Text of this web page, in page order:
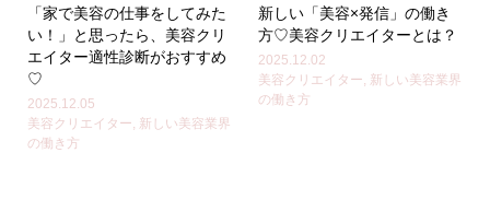
「家で美容の仕事をしてみた
い！」と思ったら、美容クリ
エイター適性診断がおすすめ
♡
2025.12.05
美容クリエイター, 新しい美容業界
の働き方
新しい「美容×発信」の働き
方♡美容クリエイターとは？
2025.12.02
美容クリエイター, 新しい美容業界
の働き方